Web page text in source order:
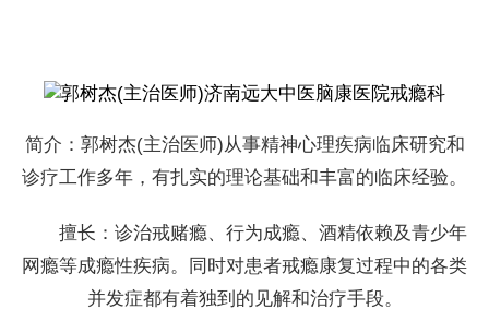
简介：郭树杰(主治医师)从事精神心理疾病临床研究和
诊疗工作多年，有扎实的理论基础和丰富的临床经验。
擅长：诊治戒赌瘾、行为成瘾、酒精依赖及青少年
网瘾等成瘾性疾病。同时对患者戒瘾康复过程中的各类
并发症都有着独到的见解和治疗手段。